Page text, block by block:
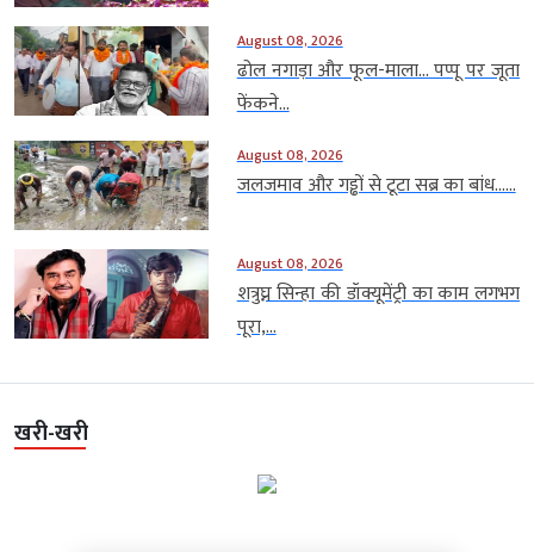
August 08, 2026
ढोल नगाड़ा और फूल-माला… पप्पू पर जूता
फेंकने...
August 08, 2026
जलजमाव और गड्ढों से टूटा सब्र का बांध…...
August 08, 2026
शत्रुघ्न सिन्हा की डॉक्यूमेंट्री का काम लगभग
पूरा,...
खरी-खरी